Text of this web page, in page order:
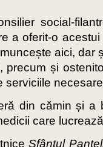
social-
a oferit-o
aici, dar
precum și
din cămin și
care
Sfântul